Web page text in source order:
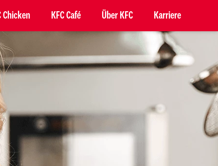
Chicken KFC Café Über KFC Karriere